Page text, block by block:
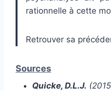
rationnelle à cette
Retrouver sa
Sources
Quicke, D.L.J.